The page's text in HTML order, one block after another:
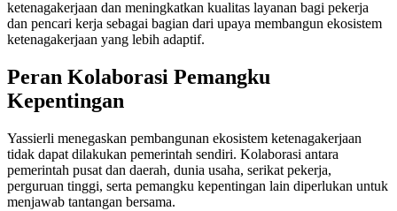
ketenagakerjaan dan meningkatkan kualitas layanan bagi pekerja
dan pencari kerja sebagai bagian dari upaya membangun ekosistem
ketenagakerjaan yang lebih adaptif.
Peran Kolaborasi Pemangku
Kepentingan
Yassierli menegaskan pembangunan ekosistem ketenagakerjaan
tidak dapat dilakukan pemerintah sendiri. Kolaborasi antara
pemerintah pusat dan daerah, dunia usaha, serikat pekerja,
perguruan tinggi, serta pemangku kepentingan lain diperlukan untuk
menjawab tantangan bersama.